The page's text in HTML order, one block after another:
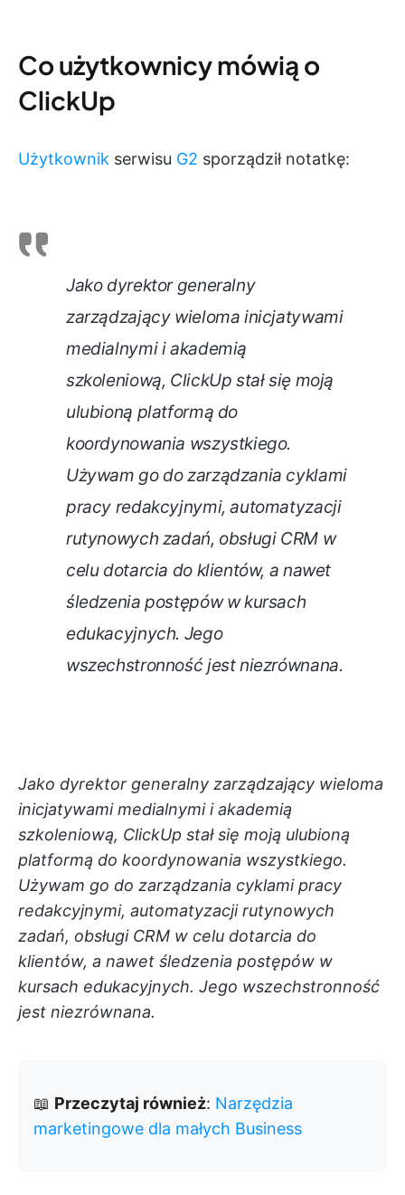
Co użytkownicy mówią o
ClickUp
Użytkownik serwisu G2 sporządził notatkę:
Jako dyrektor generalny
zarządzający wieloma inicjatywami
medialnymi i akademią
szkoleniową, ClickUp stał się moją
ulubioną platformą do
koordynowania wszystkiego.
Używam go do zarządzania cyklami
pracy redakcyjnymi, automatyzacji
rutynowych zadań, obsługi CRM w
celu dotarcia do klientów, a nawet
śledzenia postępów w kursach
edukacyjnych. Jego
wszechstronność jest niezrównana.
Jako dyrektor generalny zarządzający wieloma
inicjatywami medialnymi i akademią
szkoleniową, ClickUp stał się moją ulubioną
platformą do koordynowania wszystkiego.
Używam go do zarządzania cyklami pracy
redakcyjnymi, automatyzacji rutynowych
zadań, obsługi CRM w celu dotarcia do
klientów, a nawet śledzenia postępów w
kursach edukacyjnych. Jego wszechstronność
jest niezrównana.
📖 Przeczytaj również: Narzędzia
marketingowe dla małych Business